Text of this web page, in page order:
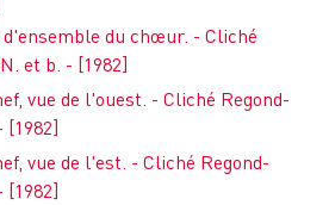
d'ensemble du chœur. - Cliché
et b. - [1982]
vue de l'ouest. - Cliché Regond-
[1982]
vue de l'est. - Cliché Regond-
[1982]